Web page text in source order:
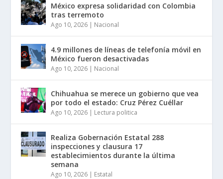
México expresa solidaridad con Colombia
tras terremoto
Ago 10, 2026 | Nacional
4.9 millones de líneas de telefonía móvil en
México fueron desactivadas
Ago 10, 2026 | Nacional
Chihuahua se merece un gobierno que vea
por todo el estado: Cruz Pérez Cuéllar
Ago 10, 2026 | Lectura politica
Realiza Gobernación Estatal 288
inspecciones y clausura 17
establecimientos durante la última
semana
Ago 10, 2026 | Estatal